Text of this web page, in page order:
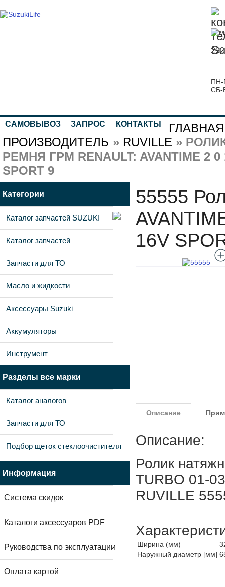
ПН-
СБ-
САМОВЫВОЗ ЗАПРОС КОНТАКТЫ ГЛАВНАЯ
ПРОИЗВОДИТЕЛЬ » RUVILLE »
РЕМНЯ ГРМ RENAULT: AVANTIME 2 0
SPORT 9
55555
16V
Описание
Описание:
Ролик
TURBO 01-
RUVILLE
Ширина (мм)
Наружный диаметр [мм]
Категории
Каталог запчастей SUZUKI
Каталог запчастей
Запчасти для ТО
Масло и жидкости
Аксессуары Suzuki
Аккумуляторы
Инструмент
Разделы все марки
Каталог аналогов
Запчасти для ТО
Подбор щеток стеклоочистителя
Информация
Система скидок
Каталоги аксессуаров PDF
Руководства по эксплуатации
Оплата картой